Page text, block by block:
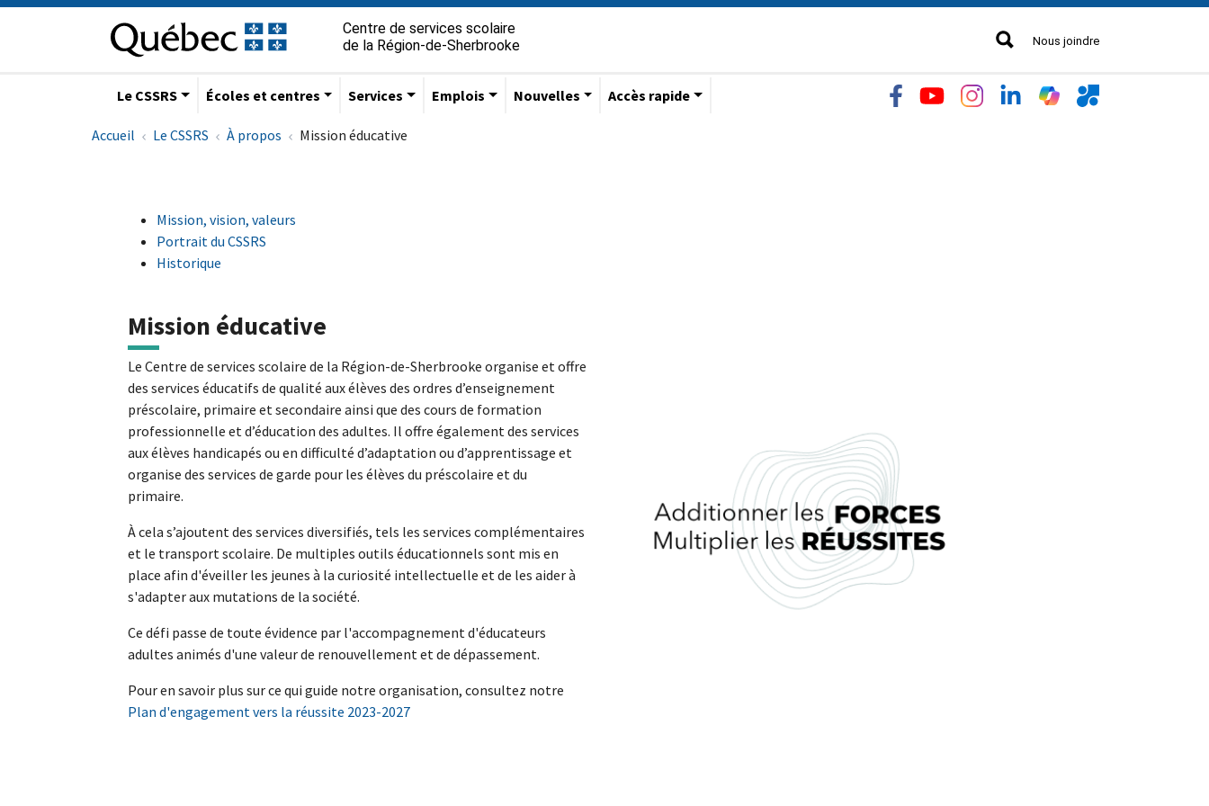
Aller à la navigation principale
Aller au contenu principal
Passer au pied de page
au
contenu
Centre de services scolaire
de la Région-de-Sherbrooke
Nous joindre
Le CSSRS Écoles et centres Services Emplois Nouvelles Accès rapide
Accueil Le CSSRS À propos Mission éducative
Mission, vision, valeurs
Portrait du CSSRS
Historique
Mission éducative
Le Centre de services scolaire de la Région-de-Sherbrooke organise et offre
des services éducatifs de qualité aux élèves des ordres d’enseignement
préscolaire, primaire et secondaire ainsi que des cours de formation
professionnelle et d’éducation des adultes. Il offre également des services
aux élèves handicapés ou en difficulté d’adaptation ou d’apprentissage et
organise des services de garde pour les élèves du préscolaire et du
primaire.
À cela s’ajoutent des services diversifiés, tels les services complémentaires
et le transport scolaire. De multiples outils éducationnels sont mis en
place afin d'éveiller les jeunes à la curiosité intellectuelle et de les aider à
s'adapter aux mutations de la société.
Ce défi passe de toute évidence par l'accompagnement d'éducateurs
adultes animés d'une valeur de renouvellement et de dépassement.
Pour en savoir plus sur ce qui guide notre organisation, consultez notre
Plan d'engagement vers la réussite 2023-2027